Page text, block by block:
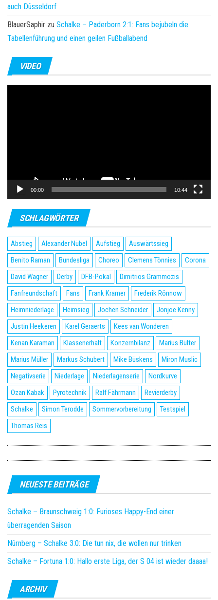
auch Düsseldorf
BlauerSaphir zu Schalke – Paderborn 2:1: Fans bejubeln die
Tabellenführung und einen geilen Fußballabend
VIDEO
00:00 10:44
SCHLAGWÖRTER
Abstieg Alexander Nübel Aufstieg
Auswärtssieg
Benito Raman
Bundesliga Choreo Clemens Tönnies
Corona
David Wagner
Derby DFB-Pokal
Dimitrios Grammozis
Fanfreundschaft
Fans Frank Kramer
Frederik Rönnow
Heimniederlage
Heimsieg Jochen Schneider
Jonjoe Kenny
Justin Heekeren
Karel Geraerts
Kees van Wonderen
Kenan Karaman
Klassenerhalt Konzernbilanz
Marius Bülter
Marius Müller
Markus Schubert Mike Büskens
Miron Muslic
Negativserie
Niederlage Niederlagenserie
Nordkurve
Ozan Kabak
Pyrotechnik Ralf Fährmann
Revierderby
Schalke
Simon Terodde Sommervorbereitung
Testspiel
Thomas Reis
NEUESTE BEITRÄGE
Schalke – Braunschweig 1:0: Furioses Happy-End einer
überragenden Saison
Nürnberg – Schalke 3:0: Die tun nix, die wollen nur trinken
Schalke – Fortuna 1:0: Hallo erste Liga, der S 04 ist wieder daaaa!
ARCHIV